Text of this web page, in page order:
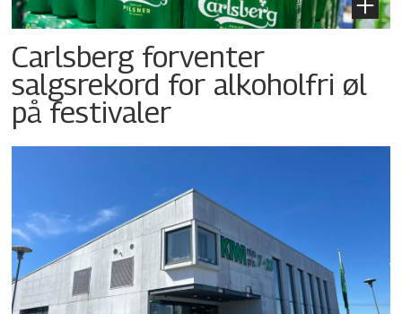
Carlsberg forventer
salgsrekord for alkoholfri øl
på festivaler